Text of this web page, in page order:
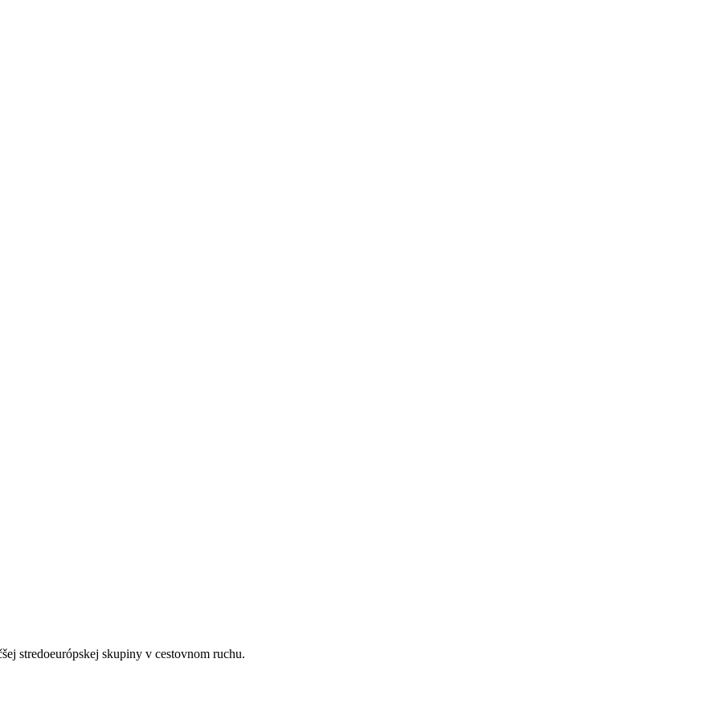
je možné od 15:00 hodín, odhlásenie do 10:30 hodín) a lobby s barom. O blaho hostí sa starajú 4 reštaurácie. Wi-Fi je hotelovým hosťom
za poplatok, priamo pri hoteli). V bezprostrednej blízkosti hotela sú ponúkané vodné športy ako napr. vodné lyže (čiastočne od
na bicykloch (za poplatok). Ponuka wellness: masáže za poplatok. Sauna, solárium a whirlpool prípadne za poplatok. Stráženie detí:
Niektoré služby sú závislé od ročného obdobia a od miestnych klimatických podmienok. Jazyky: angličtina a nemčina.
terasou.
terasou.
terasou.
terasou.
terasou.
stredoeurópskej skupiny v cestovnom ruchu.